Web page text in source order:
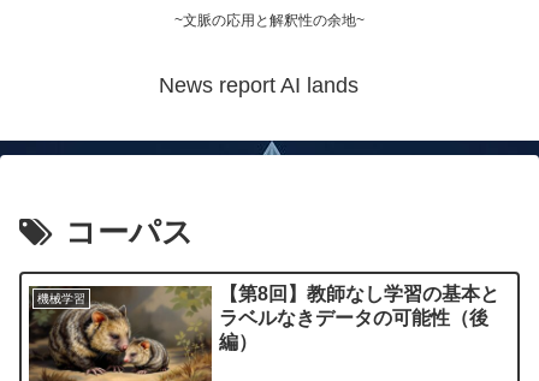
~文脈の応用と解釈性の余地~
News report AI lands
コーパス
機械学習
【第8回】教師なし学習の基本と
ラベルなきデータの可能性（後
編）